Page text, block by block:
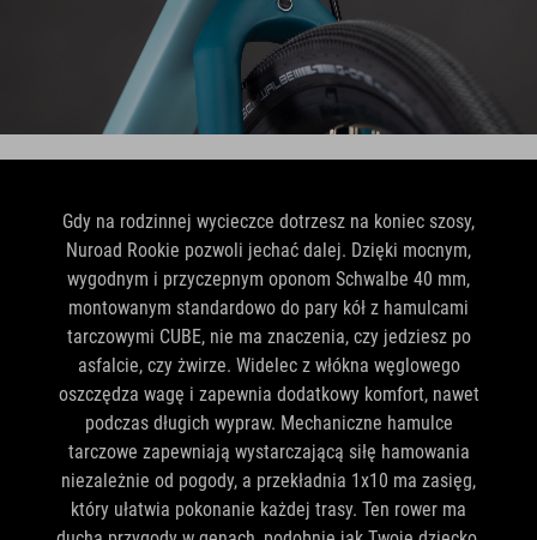
Gdy na rodzinnej wycieczce dotrzesz na koniec szosy,
Nuroad Rookie pozwoli jechać dalej. Dzięki mocnym,
wygodnym i przyczepnym oponom Schwalbe 40 mm,
montowanym standardowo do pary kół z hamulcami
tarczowymi CUBE, nie ma znaczenia, czy jedziesz po
asfalcie, czy żwirze. Widelec z włókna węglowego
oszczędza wagę i zapewnia dodatkowy komfort, nawet
podczas długich wypraw. Mechaniczne hamulce
tarczowe zapewniają wystarczającą siłę hamowania
niezależnie od pogody, a przekładnia 1x10 ma zasięg,
który ułatwia pokonanie każdej trasy. Ten rower ma